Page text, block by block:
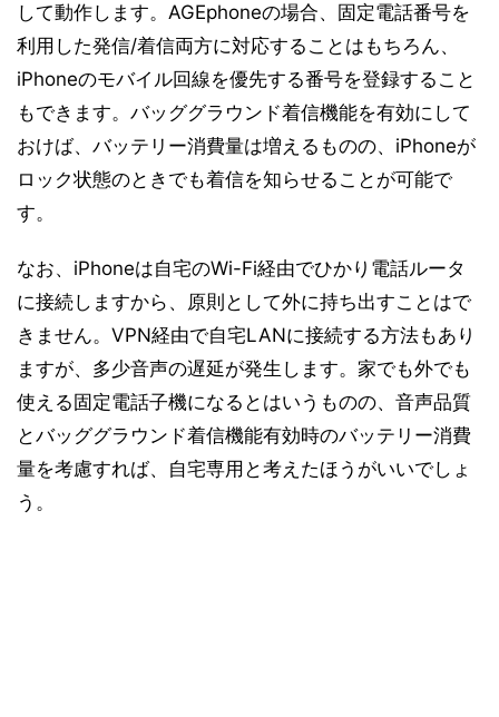
して動作します。AGEphoneの場合、固定電話番号を
利用した発信/着信両方に対応することはもちろん、
iPhoneのモバイル回線を優先する番号を登録すること
もできます。バッググラウンド着信機能を有効にして
おけば、バッテリー消費量は増えるものの、iPhoneが
ロック状態のときでも着信を知らせることが可能で
す。
なお、iPhoneは自宅のWi-Fi経由でひかり電話ルータ
に接続しますから、原則として外に持ち出すことはで
きません。VPN経由で自宅LANに接続する方法もあり
ますが、多少音声の遅延が発生します。家でも外でも
使える固定電話子機になるとはいうものの、音声品質
とバッググラウンド着信機能有効時のバッテリー消費
量を考慮すれば、自宅専用と考えたほうがいいでしょ
う。